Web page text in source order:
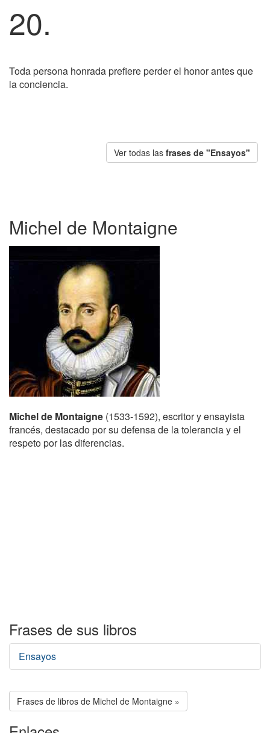
20.
Toda persona honrada prefiere perder el honor antes que
la conciencia.
Ver todas las frases de "Ensayos"
Michel de Montaigne
Michel de Montaigne (1533-1592), escritor y ensayista
francés, destacado por su defensa de la tolerancia y el
respeto por las diferencias.
Frases de sus libros
Ensayos
Frases de libros de Michel de Montaigne »